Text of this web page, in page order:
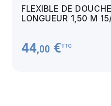
FLEXIBLE DE
LONGUEUR 1,50 M
44,00 €TTC